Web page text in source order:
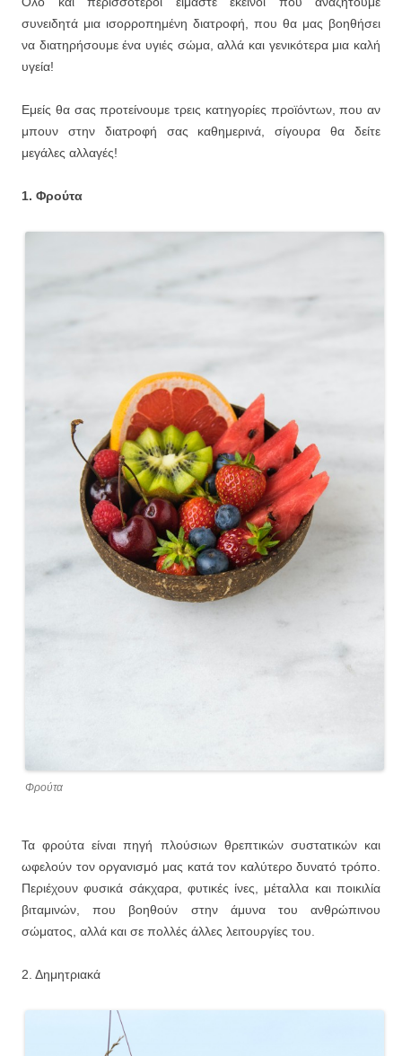
συνειδητά μια ισορροπημένη διατροφή, που θα μας βοηθήσει
να διατηρήσουμε ένα υγιές σώμα, αλλά και γενικότερα μια καλή
υγεία!
Εμείς θα σας προτείνουμε τρεις κατηγορίες προϊόντων, που αν
μπουν στην διατροφή σας καθημερινά, σίγουρα θα δείτε
μεγάλες αλλαγές!
1. Φρούτα
Φρούτα
Τα φρούτα είναι πηγή πλούσιων θρεπτικών συστατικών και
ωφελούν τον οργανισμό μας κατά τον καλύτερο δυνατό τρόπο.
Περιέχουν φυσικά σάκχαρα, φυτικές ίνες, μέταλλα και ποικιλία
βιταμινών, που βοηθούν στην άμυνα του ανθρώπινου
σώματος, αλλά και σε πολλές άλλες λειτουργίες του.
2. Δημητριακά